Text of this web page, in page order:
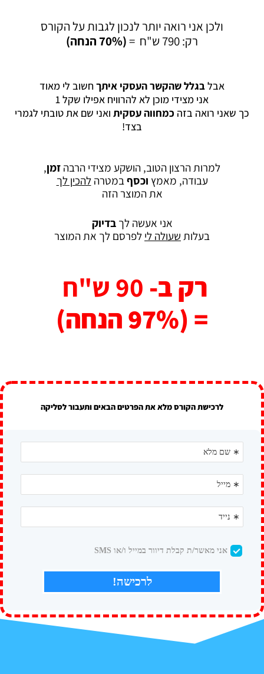
ולכן אני רואה יותר לנכון לגבות על הקורס
רק: 790 ש"ח =
(70% הנחה)
אבלבגלל שהקשר העסקי איתךחשוב לי מאוד
אני מצידי מוכן לא להרוויח אפילו שקל 1
כך שאני רואה בזה כמחווה עסקית ואני שם את טובתי לגמרי
בצד!
למרות הרצון הטוב, הושקע מצידי הרבה זמן,
עבודה, מאמץ וכסףבמטרהלהכין לך
את המוצר הזה
אני אעשה לךבדיוק
בעלות שעולה לי לפרסם לך את המוצר
רק ב- 90 ש"ח
= (97% הנחה)
לרכישת הקורס מלא את הפרטים הבאים ותעבור לסליקה